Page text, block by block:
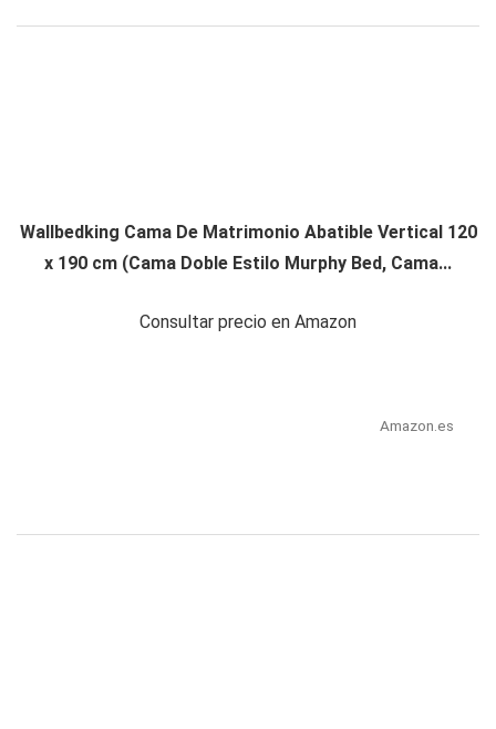
Wallbedking Cama De Matrimonio Abatible Vertical 120
x 190 cm (Cama Doble Estilo Murphy Bed, Cama...
Consultar precio en Amazon
Amazon.es